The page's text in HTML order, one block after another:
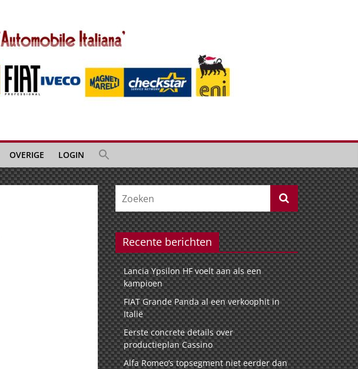
OVERIGE LOGIN
Recente berichten
Lancia Ypsilon HF voelt aan als een
kampioen
FIAT Grande Panda al een verkoophit in
Italië
Eerste concrete details over
productieplan Cassino
Alfa Romeo’s topsegment niet eerder dan